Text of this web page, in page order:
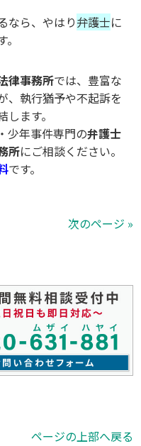
なら、やはり弁護士に
律事務所では、豊富な
、執行猶予や不起訴を
ます。
少年事件専門の弁護士
所にご相談ください。
です。
次のページ »
ページの上部へ戻る